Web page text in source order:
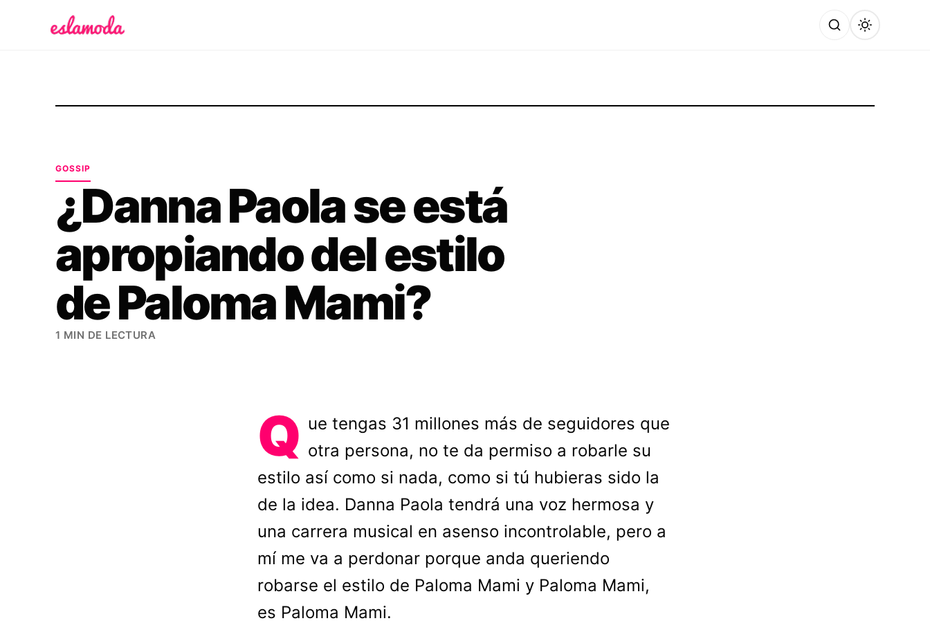
GOSSIP
¿Danna Paola se está
apropiando del estilo
de Paloma Mami?
1 MIN DE LECTURA
Q ue tengas 31 millones más de seguidores que
otra persona, no te da permiso a robarle su
estilo así como si nada, como si tú hubieras sido la
de la idea. Danna Paola tendrá una voz hermosa y
una carrera musical en asenso incontrolable, pero a
mí me va a perdonar porque anda queriendo
robarse el estilo de Paloma Mami y Paloma Mami,
es Paloma Mami.